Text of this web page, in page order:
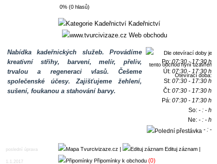
0% (0 hlasů)
Kadeřnictví
Web obchodu
Nabídka kadeřnických služeb. Provádíme
kreativní střihy, barvení, melír, přeliv,
trvalou a regeneraci vlasů. Češeme
společenské účesy. Zajišťujeme žehlení,
sušení, foukanou a stahování barvy.
Otevírací doba:
Po:07:30 - 17:30 h
Út:07:30 - 17:30 h
St:07:30 - 17:30 h
Čt:07:30 - 17:30 h
Pá:07:30 - 17:30 h
So:- : - h
Ne:- : - h
- : -
poslední úprava
1.1.2017
Edituj záznam|
Připomínky k obchodu (0)